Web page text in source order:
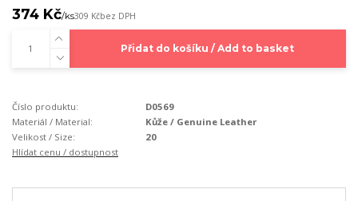
374 Kč/ks309 Kčbez DPH
Přidat do košíku / Add to basket
Číslo produktu:
D0569
Materiál / Material:
Kůže / Genuine Leather
Velikost / Size:
20
Hlídat cenu / dostupnost